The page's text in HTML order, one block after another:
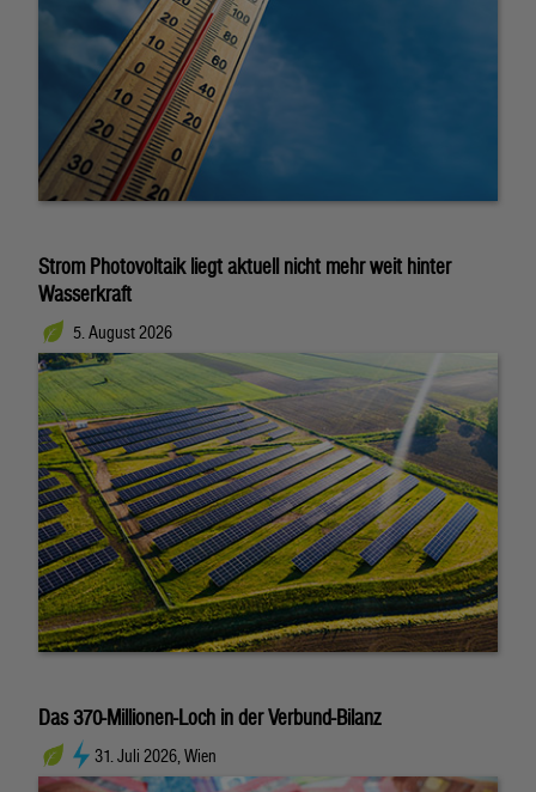
Strom Photovoltaik liegt aktuell nicht mehr weit hinter
Wasserkraft
5. August 2026
Das 370-Millionen-Loch in der Verbund-Bilanz
31. Juli 2026, Wien